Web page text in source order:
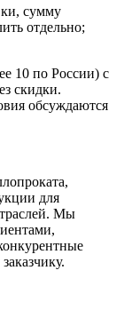
сумму
отдельно;
10 по России) с
скидки.
обсуждаются
для
Мы